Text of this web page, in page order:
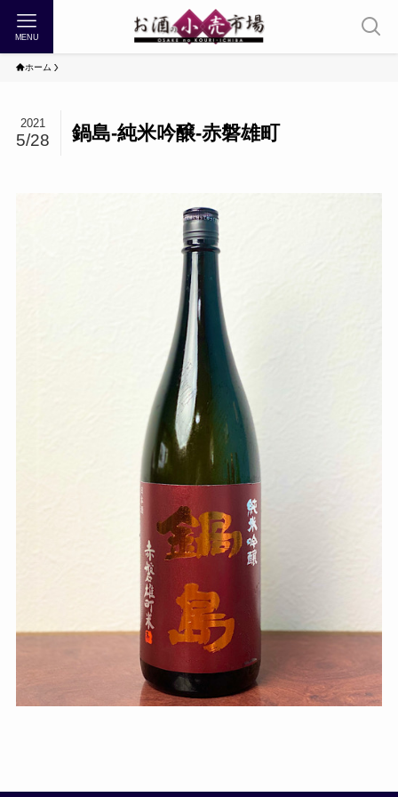
MENU
ホーム
鍋島-純米吟醸-赤磐雄町
2021
5/28